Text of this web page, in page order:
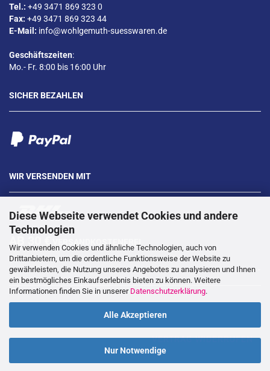
Diese Webseite verwendet Cookies und andere
Technologien
Wir verwenden Cookies und ähnliche Technologien, auch von
Drittanbietern, um die ordentliche Funktionsweise der Website zu
gewährleisten, die Nutzung unseres Angebotes zu analysieren und Ihnen
ein bestmögliches Einkaufserlebnis bieten zu können. Weitere
Informationen finden Sie in unserer Datenschutzerklärung.
Alle Akzeptieren
Nur Notwendige
Tel.: +49 3471 869 323 0
Fax: +49 3471 869 323 44
E-Mail: info@wohlgemuth-suesswaren.de
Geschäftszeiten:
Mo.- Fr. 8:00 bis 16:00 Uhr
SICHER BEZAHLEN
WIR VERSENDEN MIT
AB 30 €VERSANDKOSTENFREI
---
VERTRAG WIDERRUFEN